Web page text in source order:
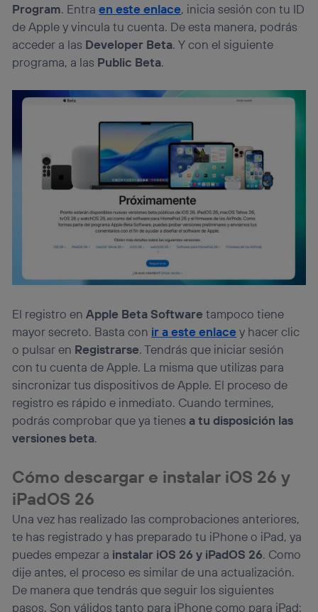
Program. Entraen este enlace, inicia sesión con tu ID
de Apple y vincula tu cuenta. De esta manera, podrás
acceder a las Developer Beta. Y con el siguiente
programa, a las Public Beta.
El registro enApple Beta Software tampoco tiene
mayor secreto. Basta con ir a este enlacey hacer clic
o pulsar en Registrarse. Tendrás que iniciar sesión
con tu cuenta de Apple. La misma que utilizas para
sincronizar tus dispositivos de Apple. El proceso de
registro es rápido e inmediato. Cuando termines,
podrás comprobar que ya tienes a tu disposición las
versiones beta.
Cómo descargar e instalar iOS 26 y
iPadOS 26
Una vez has realizado las comprobaciones anteriores,
te has registrado y has preparado tu iPhone o iPad, ya
puedes empezar a instalar iOS 26 y iPadOS 26. Como
dije antes, el proceso es similar de una actualización.
De manera que tendrás que seguir los siguientes
pasos. Son válidos tanto para iPhone como para iPad: